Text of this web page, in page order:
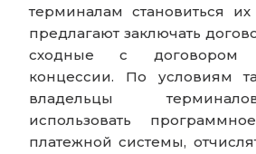
терминалам становиться
предлагают заключать
сходные с договором
концессии. По условиям
владельцы
использовать
платежной системы,